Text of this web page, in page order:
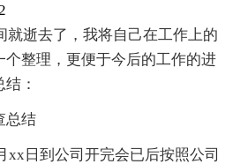
就逝去了，我将自己在工作上的
个整理，更便于今后的工作的进
：
总结
xx日到公司开完会已后按照公司